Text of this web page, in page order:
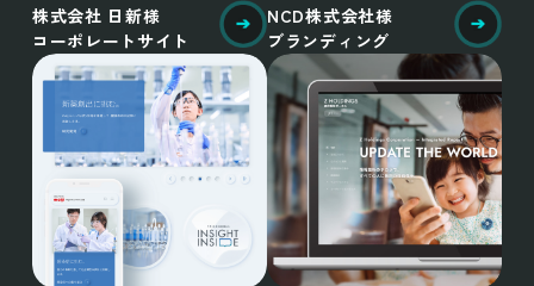
株式会社 日新様
コーポレートサイト
NCD株式会社様
ブランディング